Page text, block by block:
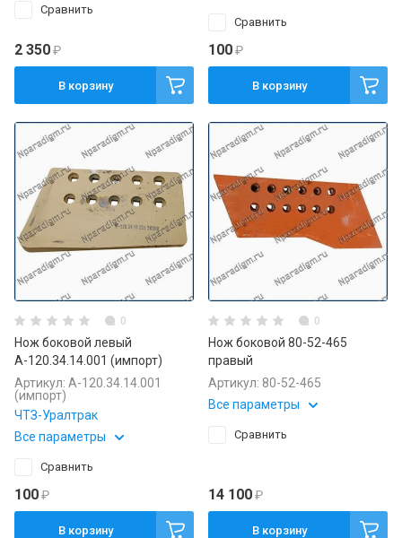
Сравнить
2 350₽
В корзину
Сравнить
100₽
В корзину
0
Нож боковой левый
А-120.34.14.001 (импорт)
Артикул: А-120.34.14.001
(импорт)
ЧТЗ-Уралтрак
Все параметры
Сравнить
100₽
В корзину
0
Нож боковой 80-52-465
правый
Артикул: 80-52-465
Все параметры
Сравнить
14 100₽
В корзину